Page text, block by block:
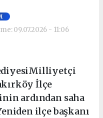
09.07.2026 - 11:06
İlçe
ardından saha
ilçe başkanı